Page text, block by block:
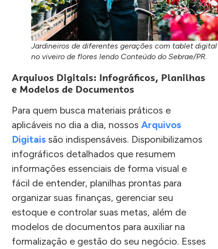
Jardineiros de diferentes gerações com tablet digital
no viveiro de flores lendo Conteúdo do Sebrae/PR.
Arquivos Digitais: Infográficos, Planilhas
e Modelos de Documentos
Para quem busca materiais práticos e
aplicáveis no dia a dia, nossos Arquivos
Digitais são indispensáveis. Disponibilizamos
infográficos detalhados que resumem
informações essenciais de forma visual e
fácil de entender, planilhas prontas para
organizar suas finanças, gerenciar seu
estoque e controlar suas metas, além de
modelos de documentos para auxiliar na
formalização e gestão do seu negócio. Esses